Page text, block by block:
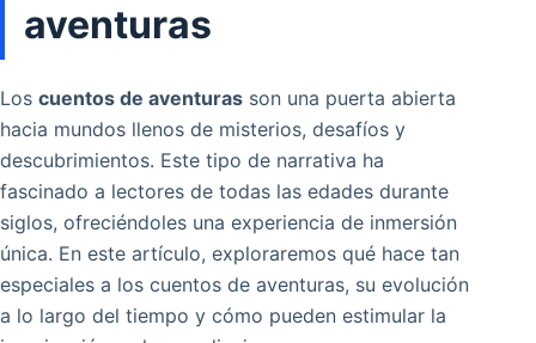
aventuras
Los cuentos de aventuras son una puerta abierta
hacia mundos llenos de misterios, desafíos y
descubrimientos. Este tipo de narrativa ha
fascinado a lectores de todas las edades durante
siglos, ofreciéndoles una experiencia de inmersión
única. En este artículo, exploraremos qué hace tan
especiales a los cuentos de aventuras, su evolución
a lo largo del tiempo y cómo pueden estimular la